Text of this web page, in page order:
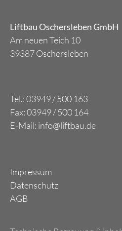
Liftbau Oschersleben GmbH
Am neuen Teich 10
39387 Oschersleben
Tel.: 03949 / 500 163
Fax: 03949 / 500 164
E-Mail: info@liftbau.de
Impressum
Datenschutz
AGB